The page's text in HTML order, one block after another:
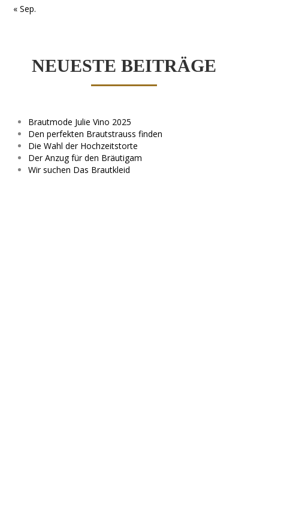
« Sep.
NEUESTE BEITRÄGE
Brautmode Julie Vino 2025
Den perfekten Brautstrauss finden
Die Wahl der Hochzeitstorte
Der Anzug für den Bräutigam
Wir suchen Das Brautkleid